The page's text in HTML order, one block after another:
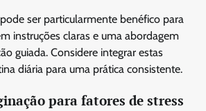
ser particularmente benéfico para
instruções claras e uma abordagem
guiada. Considere integrar estas
diária para uma prática consistente.
para fatores de stress